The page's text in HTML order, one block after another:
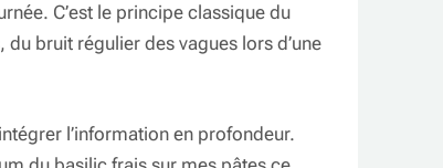
C’est le principe classique du
bruit régulier des vagues lors d’une
l’information en profondeur.